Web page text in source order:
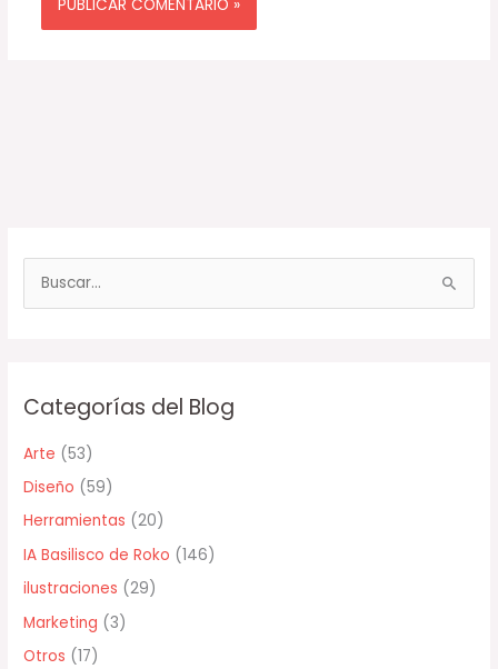
u
a
p
o
r
:
Categorías del Blog
Arte (53)
Diseño (59)
Herramientas (20)
IA Basilisco de Roko (146)
ilustraciones (29)
Marketing (3)
Otros (17)